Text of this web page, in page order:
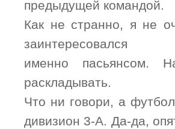
предыдущей командой.
Как не странно, я не
заинтересовался
именно пасьянсом.
раскладывать.
Что ни говори, а
дивизион 3-А. Да-да,